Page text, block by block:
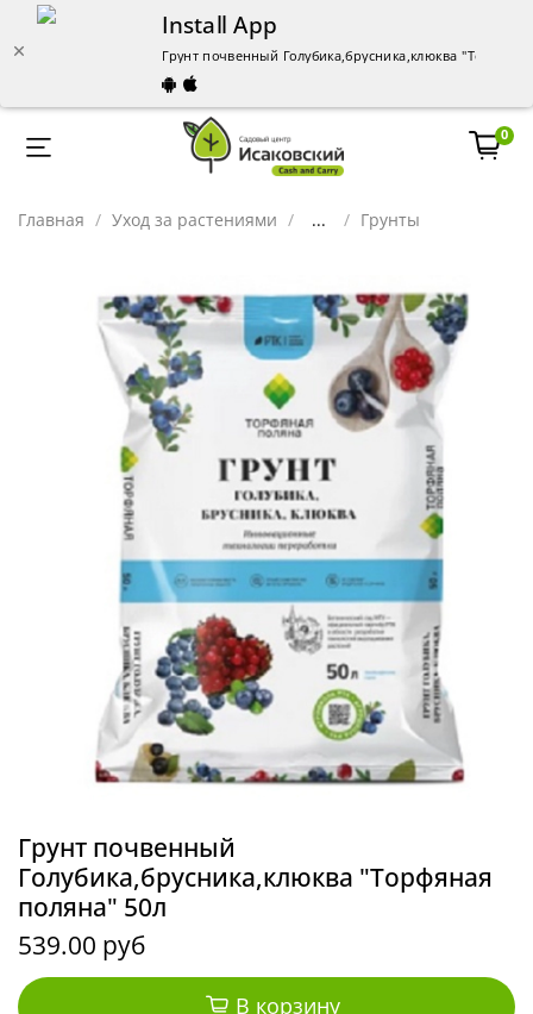
Install App
Грунт почвенный Голубика,брусника,клюква
0
Главная Уход за растениями ... Грунты
Грунт почвенный
Голубика,брусника,клюква "Торфяная
поляна" 50л
539.00 руб
В корзину